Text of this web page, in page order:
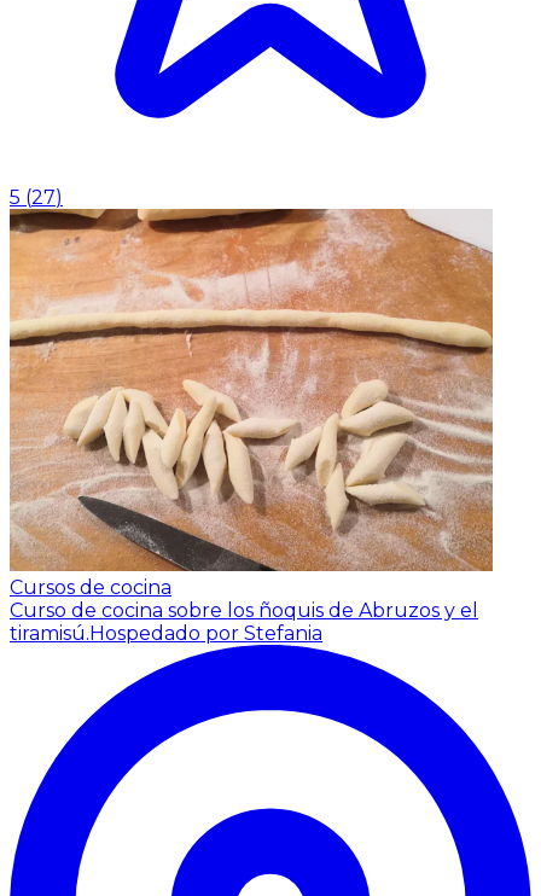
5 (27)
Cursos de cocina
Curso de cocina sobre los ñoquis de Abruzos y el
tiramisú.Hospedado por Stefania